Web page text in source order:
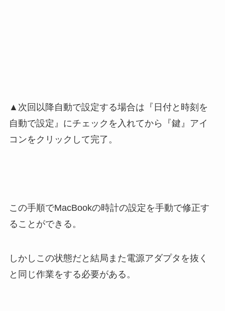
▲次回以降自動で設定する場合は『日付と時刻を
自動で設定』にチェックを入れてから『鍵』アイ
コンをクリックして完了。
この手順でMacBookの時計の設定を手動で修正す
ることができる。
しかしこの状態だと結局また電源アダプタを抜く
と同じ作業をする必要がある。